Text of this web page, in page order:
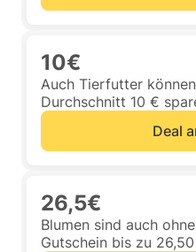
10€
Auch Tierfutter
Durchschnitt 10 €
Deal
26,5€
Blumen sind auch
Gutschein bis zu